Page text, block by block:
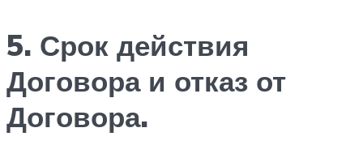
5. Срок действия
Договора и отказ от
Договора.